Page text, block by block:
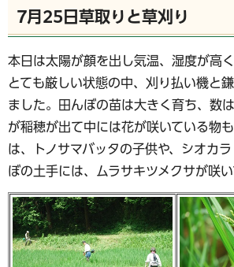
7月25日草取りと草刈り
本日は太陽が顔を出し気温、湿度が高
とても厳しい状態の中、刈り払い機と
ました。田んぼの苗は大きく育ち、数
が稲穂が出て中には花が咲いている物
は、トノサマバッタの子供や、シオカ
ぼの土手には、ムラサキツメクサが咲い